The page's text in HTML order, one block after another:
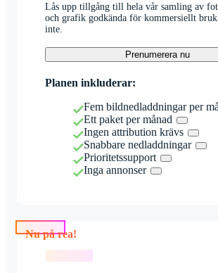
Lås upp tillgång till hela vår samling av
och grafik godkända för kommersiellt
inte.
Prenumerera nu
Planen inkluderar:
Fem bildnedladdningar per
Ett paket per månad
Ingen attribution krävs
Snabbare nedladdningar
Prioritetssupport
Inga annonser
Nu på rea!